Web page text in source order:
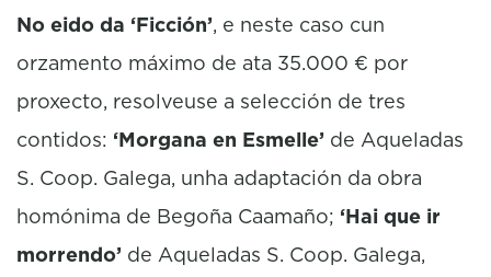
No eido da ‘Ficción’, e neste caso cun
orzamento máximo de ata 35.000 € por
proxecto, resolveuse a selección de tres
contidos: ‘Morgana en Esmelle’ de Aqueladas
S. Coop. Galega, unha adaptación da obra
homónima de Begoña Caamaño; ‘Hai que ir
morrendo’ de Aqueladas S. Coop. Galega,